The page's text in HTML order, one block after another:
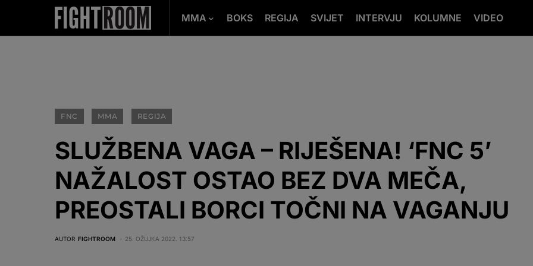
MMA BOKS REGIJA SVIJET INTERVJU KOLUMNE VIDEO
FNC MMA REGIJA
SLUŽBENA VAGA – RIJEŠENA! ‘FNC 5’
NAŽALOST OSTAO BEZ DVA MEČA,
PREOSTALI BORCI TOČNI NA VAGANJU
AUTOR FIGHTROOM 25. OŽUJKA 2022. 13:57